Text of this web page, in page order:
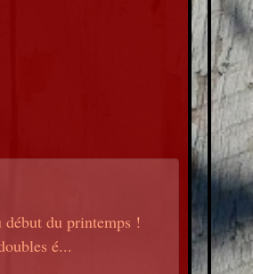
du printemps !
é...